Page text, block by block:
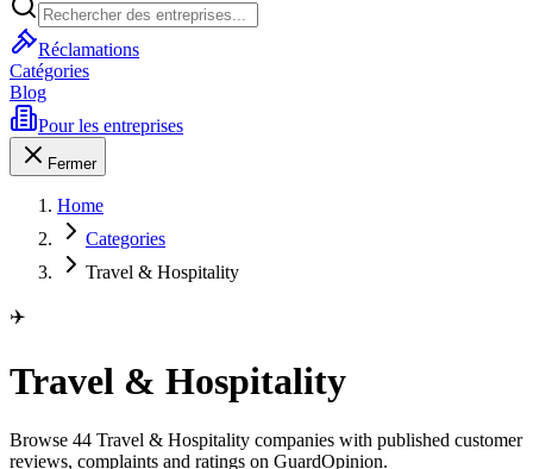
Réclamations
Catégories
Blog
Pour les entreprises
Fermer
Home
Categories
Travel & Hospitality
✈️
Travel & Hospitality
Browse 44 Travel & Hospitality companies with published customer
reviews, complaints and ratings on GuardOpinion.